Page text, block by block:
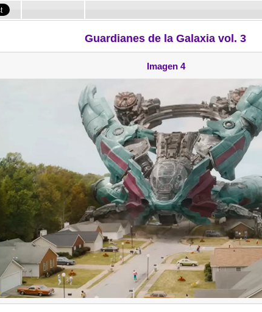
Guardianes de la Galaxia vol. 3
Imagen 4